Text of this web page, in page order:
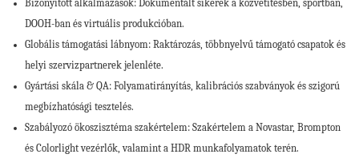
Bizonyított alkalmazások: Dokumentált sikerek a közvetítésben, sportban,
DOOH-ban és virtuális produkcióban.
Globális támogatási lábnyom: Raktározás, többnyelvű támogató csapatok és
helyi szervizpartnerek jelenléte.
Gyártási skála & QA: Folyamatirányítás, kalibrációs szabványok és szigorú
megbízhatósági tesztelés.
Szabályozó ökoszisztéma szakértelem: Szakértelem a Novastar, Brompton
és Colorlight vezérlők, valamint a HDR munkafolyamatok terén.